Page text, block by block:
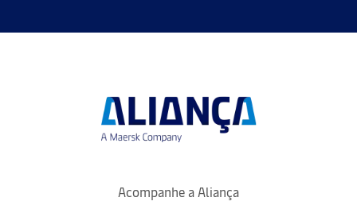
Acompanhe a Aliança